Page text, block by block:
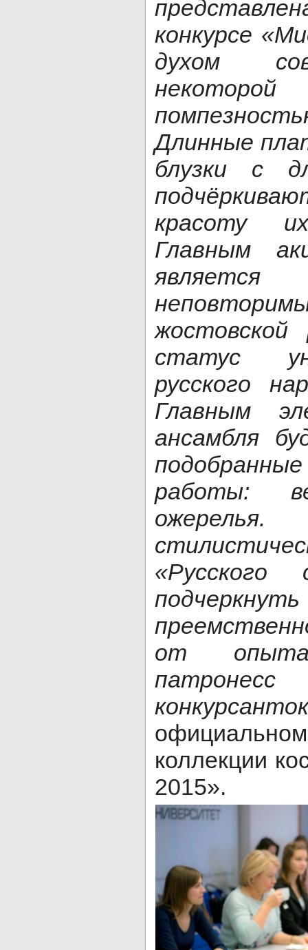
конкурсе
духом
Длинные
блузки с
красоту
Главным
статус
русского
Главным
ансамбля
работы:
«Русского
от
конкурсанток
коллекции
2015».